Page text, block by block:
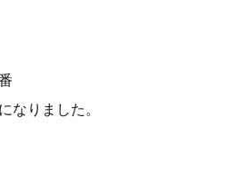
なりました。